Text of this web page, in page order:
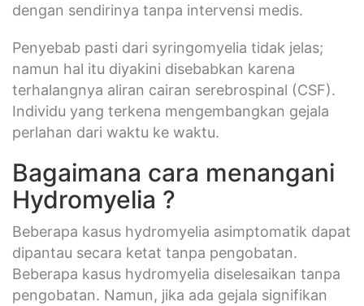
dengan sendirinya tanpa intervensi medis.
Penyebab pasti dari syringomyelia tidak jelas;
namun hal itu diyakini disebabkan karena
terhalangnya aliran cairan serebrospinal (CSF).
Individu yang terkena mengembangkan gejala
perlahan dari waktu ke waktu.
Bagaimana cara menangani
Hydromyelia ?
Beberapa kasus hydromyelia asimptomatik dapat
dipantau secara ketat tanpa pengobatan.
Beberapa kasus hydromyelia diselesaikan tanpa
pengobatan. Namun, jika ada gejala signifikan